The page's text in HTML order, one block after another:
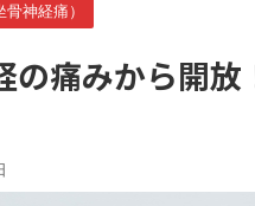
神経痛）
の痛みから開